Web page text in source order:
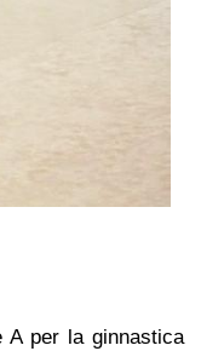
A per la ginnastica